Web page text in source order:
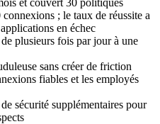
; le taux de réussite a
en échec
plusieurs fois par jour à une
sans créer de friction
fiables et les employés
sécurité supplémentaires pour